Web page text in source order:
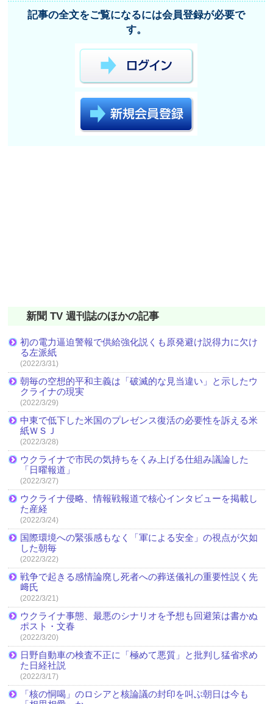
記事の全文をご覧になるには会員登録が必要で
す。
新聞 TV 週刊誌のほかの記事
初の電力逼迫警報で供給強化説くも原発避け説得力に欠け
る左派紙
(2022/3/31)
朝毎の空想的平和主義は「破滅的な見当違い」と示したウ
クライナの現実
(2022/3/29)
中東で低下した米国のプレゼンス復活の必要性を訴える米
紙ＷＳＪ
(2022/3/28)
ウクライナで市民の気持ちをくみ上げる仕組み議論した
「日曜報道」
(2022/3/27)
ウクライナ侵略、情報戦報道で核心インタビューを掲載し
た産経
(2022/3/24)
国際環境への緊張感もなく「軍による安全」の視点が欠如
した朝毎
(2022/3/22)
戦争で起きる感情論廃し死者への葬送儀礼の重要性説く先
﨑氏
(2022/3/21)
ウクライナ事態、最悪のシナリオを予想も回避策は書かぬ
ポスト・文春
(2022/3/20)
日野自動車の検査不正に「極めて悪質」と批判し猛省求め
た日経社説
(2022/3/17)
「核の恫喝」のロシアと核論議の封印を叫ぶ朝日は今も